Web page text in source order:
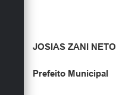
JOSIAS ZANI NETO
Prefeito Municipal